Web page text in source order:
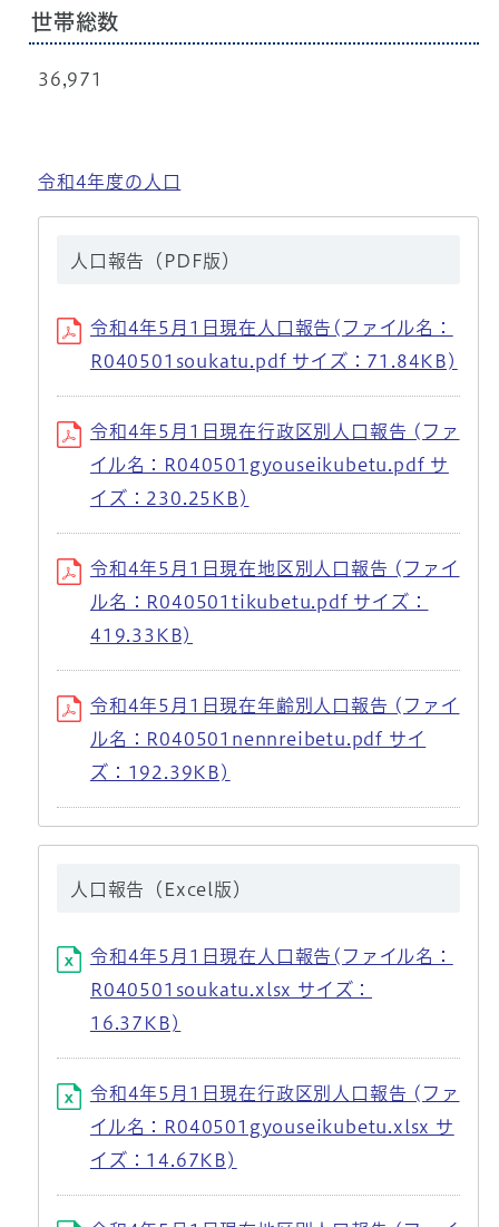
世帯総数
36,971
令和4年度の人口
人口報告（PDF版）
令和4年5月1日現在人口報告(ファイル名：
R040501soukatu.pdf サイズ：71.84KB)
令和4年5月1日現在行政区別人口報告 (ファ
イル名：R040501gyouseikubetu.pdf サ
イズ：230.25KB)
令和4年5月1日現在地区別人口報告 (ファイ
ル名：R040501tikubetu.pdf サイズ：
419.33KB)
令和4年5月1日現在年齢別人口報告 (ファイ
ル名：R040501nennreibetu.pdf サイ
ズ：192.39KB)
人口報告（Excel版）
令和4年5月1日現在人口報告(ファイル名：
R040501soukatu.xlsx サイズ：
16.37KB)
令和4年5月1日現在行政区別人口報告 (ファ
イル名：R040501gyouseikubetu.xlsx サ
イズ：14.67KB)